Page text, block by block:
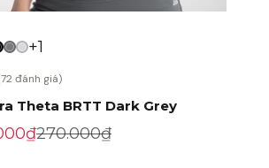
+1
đánh giá)
Theta BRTT Dark Grey
mãi
Giá gốc
270.000₫